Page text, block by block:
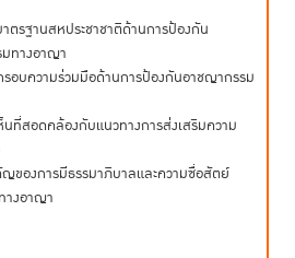
ตรฐานสหประชาชาติด้านการป้องกัน
ทางอาญา
อบความร่วมมือด้านการป้องกันอาชญากรรม
นที่สอดคล้องกับแนวทางการส่งเสริมความ
ญของการมีธรรมาภิบาลและความซื่อสัตย์
างอาญา